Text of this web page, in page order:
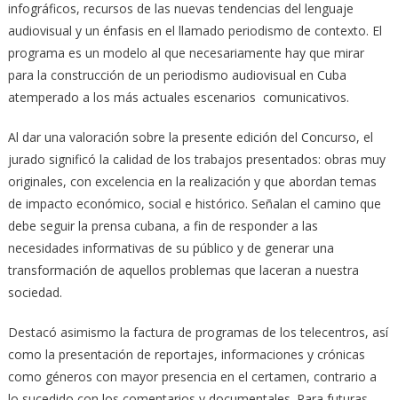
infográficos, recursos de las nuevas tendencias del lenguaje
audiovisual y un énfasis en el llamado periodismo de contexto. El
programa es un modelo al que necesariamente hay que mirar
para la construcción de un periodismo audiovisual en Cuba
atemperado a los más actuales escenarios comunicativos.
Al dar una valoración sobre la presente edición del Concurso, el
jurado significó la calidad de los trabajos presentados: obras muy
originales, con excelencia en la realización y que abordan temas
de impacto económico, social e histórico. Señalan el camino que
debe seguir la prensa cubana, a fin de responder a las
necesidades informativas de su público y de generar una
transformación de aquellos problemas que laceran a nuestra
sociedad.
Destacó asimismo la factura de programas de los telecentros, así
como la presentación de reportajes, informaciones y crónicas
como géneros con mayor presencia en el certamen, contrario a